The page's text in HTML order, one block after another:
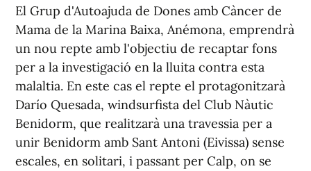
El Grup d'Autoajuda de Dones amb Càncer de
Mama de la Marina Baixa, Anémona, emprendrà
un nou repte amb l'objectiu de recaptar fons
per a la investigació en la lluita contra esta
malaltia. En este cas el repte el protagonitzarà
Darío Quesada, windsurfista del Club Nàutic
Benidorm, que realitzarà una travessia per a
unir Benidorm amb Sant Antoni (Eivissa) sense
escales, en solitari, i passant per Calp, on se